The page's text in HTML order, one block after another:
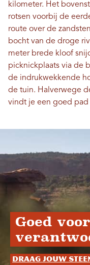
kilometer. Het
rotsen voorbij de
route over de
bocht van de droge
meter brede kloof
picknickplaats via de
de indrukwekkende
de tuin. Halverwege
vindt je een goed pad
Goed
Draag jouw